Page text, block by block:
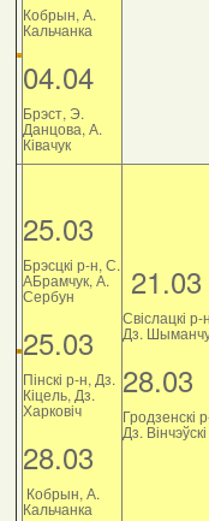
Кобрын, А.
Кальчанка
04.04
Брэст, Э.
Данцова, А.
Ківачук
25.03
Брэсцкі р-н, С.
АБрамчук, А.
Сербун
25.03
Пінскі р-н, Дз.
Кіцель, Дз.
Харковіч
28.03
Кобрын, А.
Кальчанка
21.03
Свіслацкі р-
Дз.
28.03
Гродзенскі
Дз. Вінчэўскі